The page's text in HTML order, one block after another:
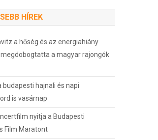
HÍREK
a hőség és az energiahiány
a magyar rajongók
budapesti hajnali és napi
is vasárnap
nyitja a Budapesti
Film Maratont